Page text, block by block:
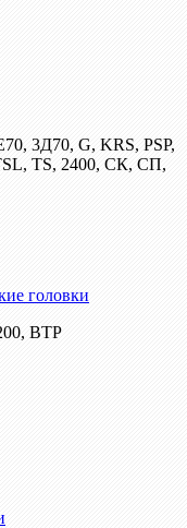
3Д70, G, KRS, PSP,
TS, 2400, СК, СП,
головки
ВТР